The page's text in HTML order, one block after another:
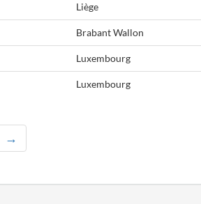
Liège
Brabant Wallon
Luxembourg
Luxembourg
→